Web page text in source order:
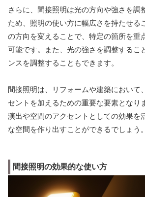
さらに、間接照明は光の方向や強さを調
ため、照明の使い方に幅広さを持たせる
の方向を変えることで、特定の箇所を重
可能です。また、光の強さを調整するこ
ンスを調整することもできます。
間接照明は、リフォームや建築において
セントを加えるための重要な要素となり
演出や空間のアクセントとしての効果を
な空間を作り出すことができるでしょう。
間接照明の効果的な使い方